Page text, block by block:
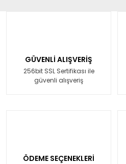
GÜVENLİ ALIŞVERİŞ
256bit SSL Sertifikası ile
güvenli alışveriş
ÖDEME SEÇENEKLERİ